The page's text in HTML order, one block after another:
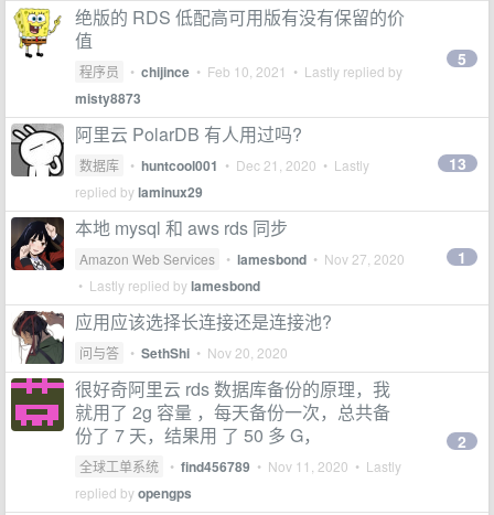
绝版的 RDS 低配高可用版有没有保留的价
值
程序员 • chijince • Feb 10, 2021 • Lastly replied by
misty8873
5
阿里云 PolarDB 有人用过吗?
数据库 • huntcool001 • Dec 21, 2020 • Lastly
replied bylaminux29
13
本地 mysql 和 aws rds 同步
Amazon Web Services • lamesbond • Nov 27, 2020
• Lastly replied bylamesbond
1
应用应该选择长连接还是连接池?
问与答 • SethShi • Nov 20, 2020
很好奇阿里云 rds 数据库备份的原理，我
就用了 2g 容量 ，每天备份一次，总共备
份了 7 天，结果用 了 50 多 G，
全球工单系统 • find456789 • Nov 11, 2020 • Lastly
replied byopengps
2